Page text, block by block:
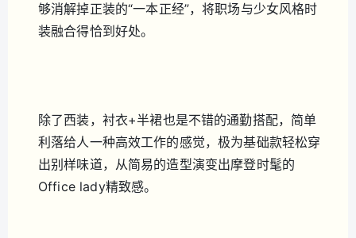
够消解掉正装的“一本正经”，将职场与少女风格时
装融合得恰到好处。
除了西装，衬衣+半裙也是不错的通勤搭配，简单
利落给人一种高效工作的感觉，极为基础款轻松穿
出别样味道，从简易的造型演变出摩登时髦的
Office lady精致感。